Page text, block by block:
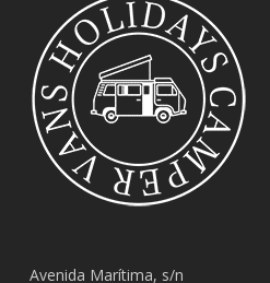
Avenida Marítima, s/n